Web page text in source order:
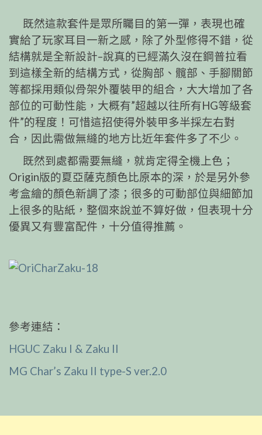
既然這款套件是眾所矚目的第一彈，表現也確
實給了玩家耳目一新之感，除了外型修得不錯，從
結構就是全新設計–說真的已經滿久沒在鋼普拉看
到這樣全新的結構方式，從胸部、髖部、手腳關節
等都採用類似骨架外覆裝甲的組合，大大增加了各
部位的可動性能，大概有”超越以往所有HG等級套
件”的程度！可惜這招使得外裝甲多半採左右對
合，因此需做無縫的地方比近年套件多了不少。
既然到處都需要無縫，就肯定得全機上色；
Origin版的夏亞薩克顏色比原本的深，於是另外參
考盒繪的顏色新調了漆；很多的可動部位與細節加
上很多的貼紙，整個來說並不算好做，但表現十分
優異又有豐富配件，十分值得推薦。
參考連結：
HGUC Zaku I & Zaku II
MG Char’s Zaku II type-S ver.2.0